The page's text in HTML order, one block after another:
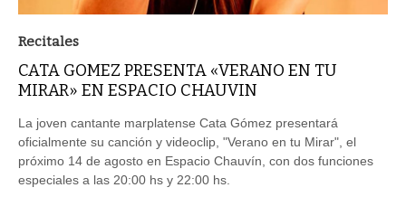
Recitales
CATA GOMEZ PRESENTA «VERANO EN TU
MIRAR» EN ESPACIO CHAUVIN
La joven cantante marplatense Cata Gómez presentará
oficialmente su canción y videoclip, "Verano en tu Mirar", el
próximo 14 de agosto en Espacio Chauvín, con dos funciones
especiales a las 20:00 hs y 22:00 hs.